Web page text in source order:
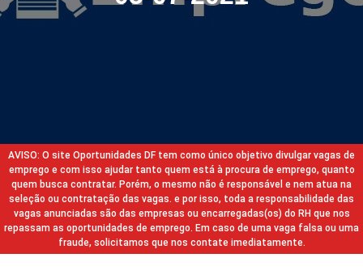
AVISO: O site Oportunidades DF tem como único objetivo divulgar vagas de
emprego e com isso ajudar tanto quem está à procura de emprego, quanto
quem busca contratar. Porém, o mesmo não é responsável e nem atua na
seleção ou contratação das vagas. e por isso, toda a responsabilidade das
vagas anunciadas são das empresas ou encarregadas(os) do RH que nos
repassam as oportunidades de emprego. Em caso de uma vaga falsa ou uma
fraude, solicitamos que nos contate imediatamente.